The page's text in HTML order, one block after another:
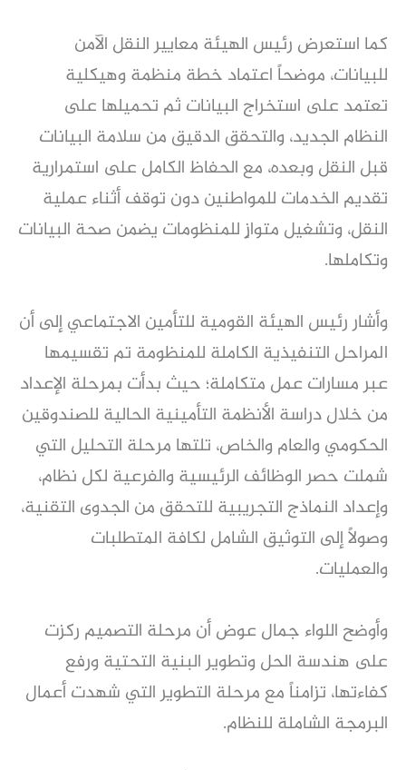
كما استعرض رئيس الهيئة معايير النقل الآمن
للبيانات، موضحاً اعتماد خطة منظمة وهيكلية
تعتمد على استخراج البيانات ثم تحميلها على
النظام الجديد، والتحقق الدقيق من سلامة البيانات
قبل النقل وبعده، مع الحفاظ الكامل على استمرارية
تقديم الخدمات للمواطنين دون توقف أثناء عملية
النقل، وتشغيل متوازٍ للمنظومات يضمن صحة البيانات
وتكاملها.
وأشار رئيس الهيئة القومية للتأمين الاجتماعي إلى أن
المراحل التنفيذية الكاملة للمنظومة تم تقسيمها
عبر مسارات عمل متكاملة؛ حيث بدأت بمرحلة الإعداد
من خلال دراسة الأنظمة التأمينية الحالية للصندوقين
الحكومي والعام والخاص، تلتها مرحلة التحليل التي
شملت حصر الوظائف الرئيسية والفرعية لكل نظام،
وإعداد النماذج التجريبية للتحقق من الجدوى التقنية،
وصولاً إلى التوثيق الشامل لكافة المتطلبات
والعمليات.
وأوضح اللواء جمال عوض أن مرحلة التصميم ركزت
على هندسة الحل وتطوير البنية التحتية ورفع
كفاءتها، تزامناً مع مرحلة التطوير التي شهدت أعمال
البرمجة الشاملة للنظام.